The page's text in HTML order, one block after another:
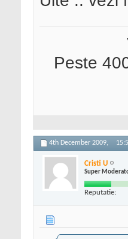
Peste
4th December 2009,
Cristi U
Super
Reputatie: